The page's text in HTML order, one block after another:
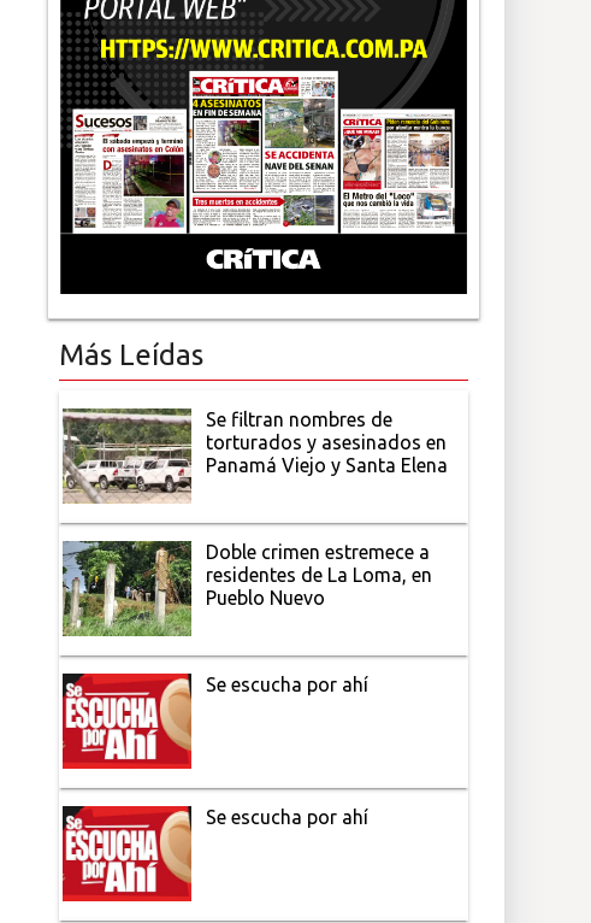
Más Leídas
Se filtran nombres de
torturados y asesinados en
Panamá Viejo y Santa Elena
Doble crimen estremece a
residentes de La Loma, en
Pueblo Nuevo
Se escucha por ahí
Se escucha por ahí